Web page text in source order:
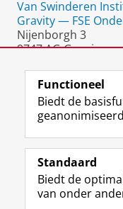
Van Swinderen
Gravity — FSE
Nijenborgh 3
9747 AG Groningen
Volg de
Studiekiezers
Functioneel
Biedt de
Standaard
Biedt de
van onder